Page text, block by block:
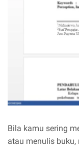
Bila kamu sering
atau menulis